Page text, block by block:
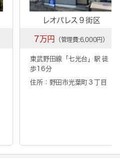
レオパレス９街区
7万円 （管理費:6,000円）
東武野田線「 七光台 」駅 徒
歩16分
住所：野田市光葉町３丁目